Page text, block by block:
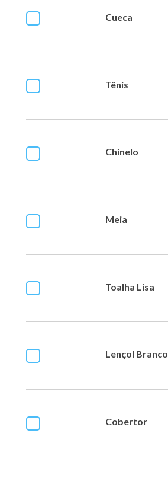
Cueca
Tênis
Chinelo
Meia
Toalha Lisa
Lençol Branco
Cobertor